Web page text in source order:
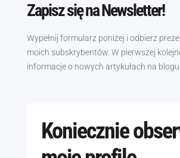
Zapisz się na Newsletter!
Wypełnij formularz poniżej i odbierz
moich subskrybentów. W pierwszej
informacje o nowych artykułach na blogu.
Koniecznie